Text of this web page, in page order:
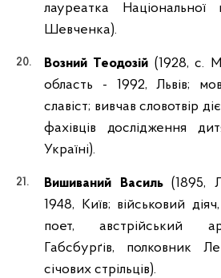
лауреатка Національної
Шевченка).
Возний Теодозій (1928, с.
область - 1992, Львів;
славіст; вивчав словотвір
фахівців дослідження
Україні).
Вишиваний Василь(1895,
1948, Київ; військовий
поет, австрійський
Габсбурґів, полковник
січових стрільців).